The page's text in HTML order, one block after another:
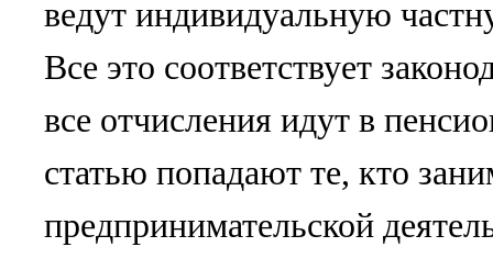
ведут индивидуальную
Все это соответствует
все отчисления идут в
статью попадают те, кто
предпринимательской